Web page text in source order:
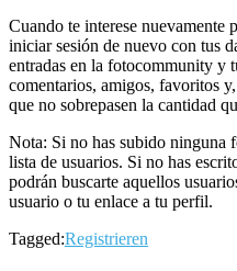
Cuando te interese nuevamente
iniciar sesión de nuevo con tus
entradas en la fotocommunity y
comentarios, amigos, favoritos
que no sobrepasen la cantidad
Nota: Si no has subido ninguna
lista de usuarios. Si no has
podrán buscarte aquellos
usuario o tu enlace a tu perfil.
Tagged:Registrieren